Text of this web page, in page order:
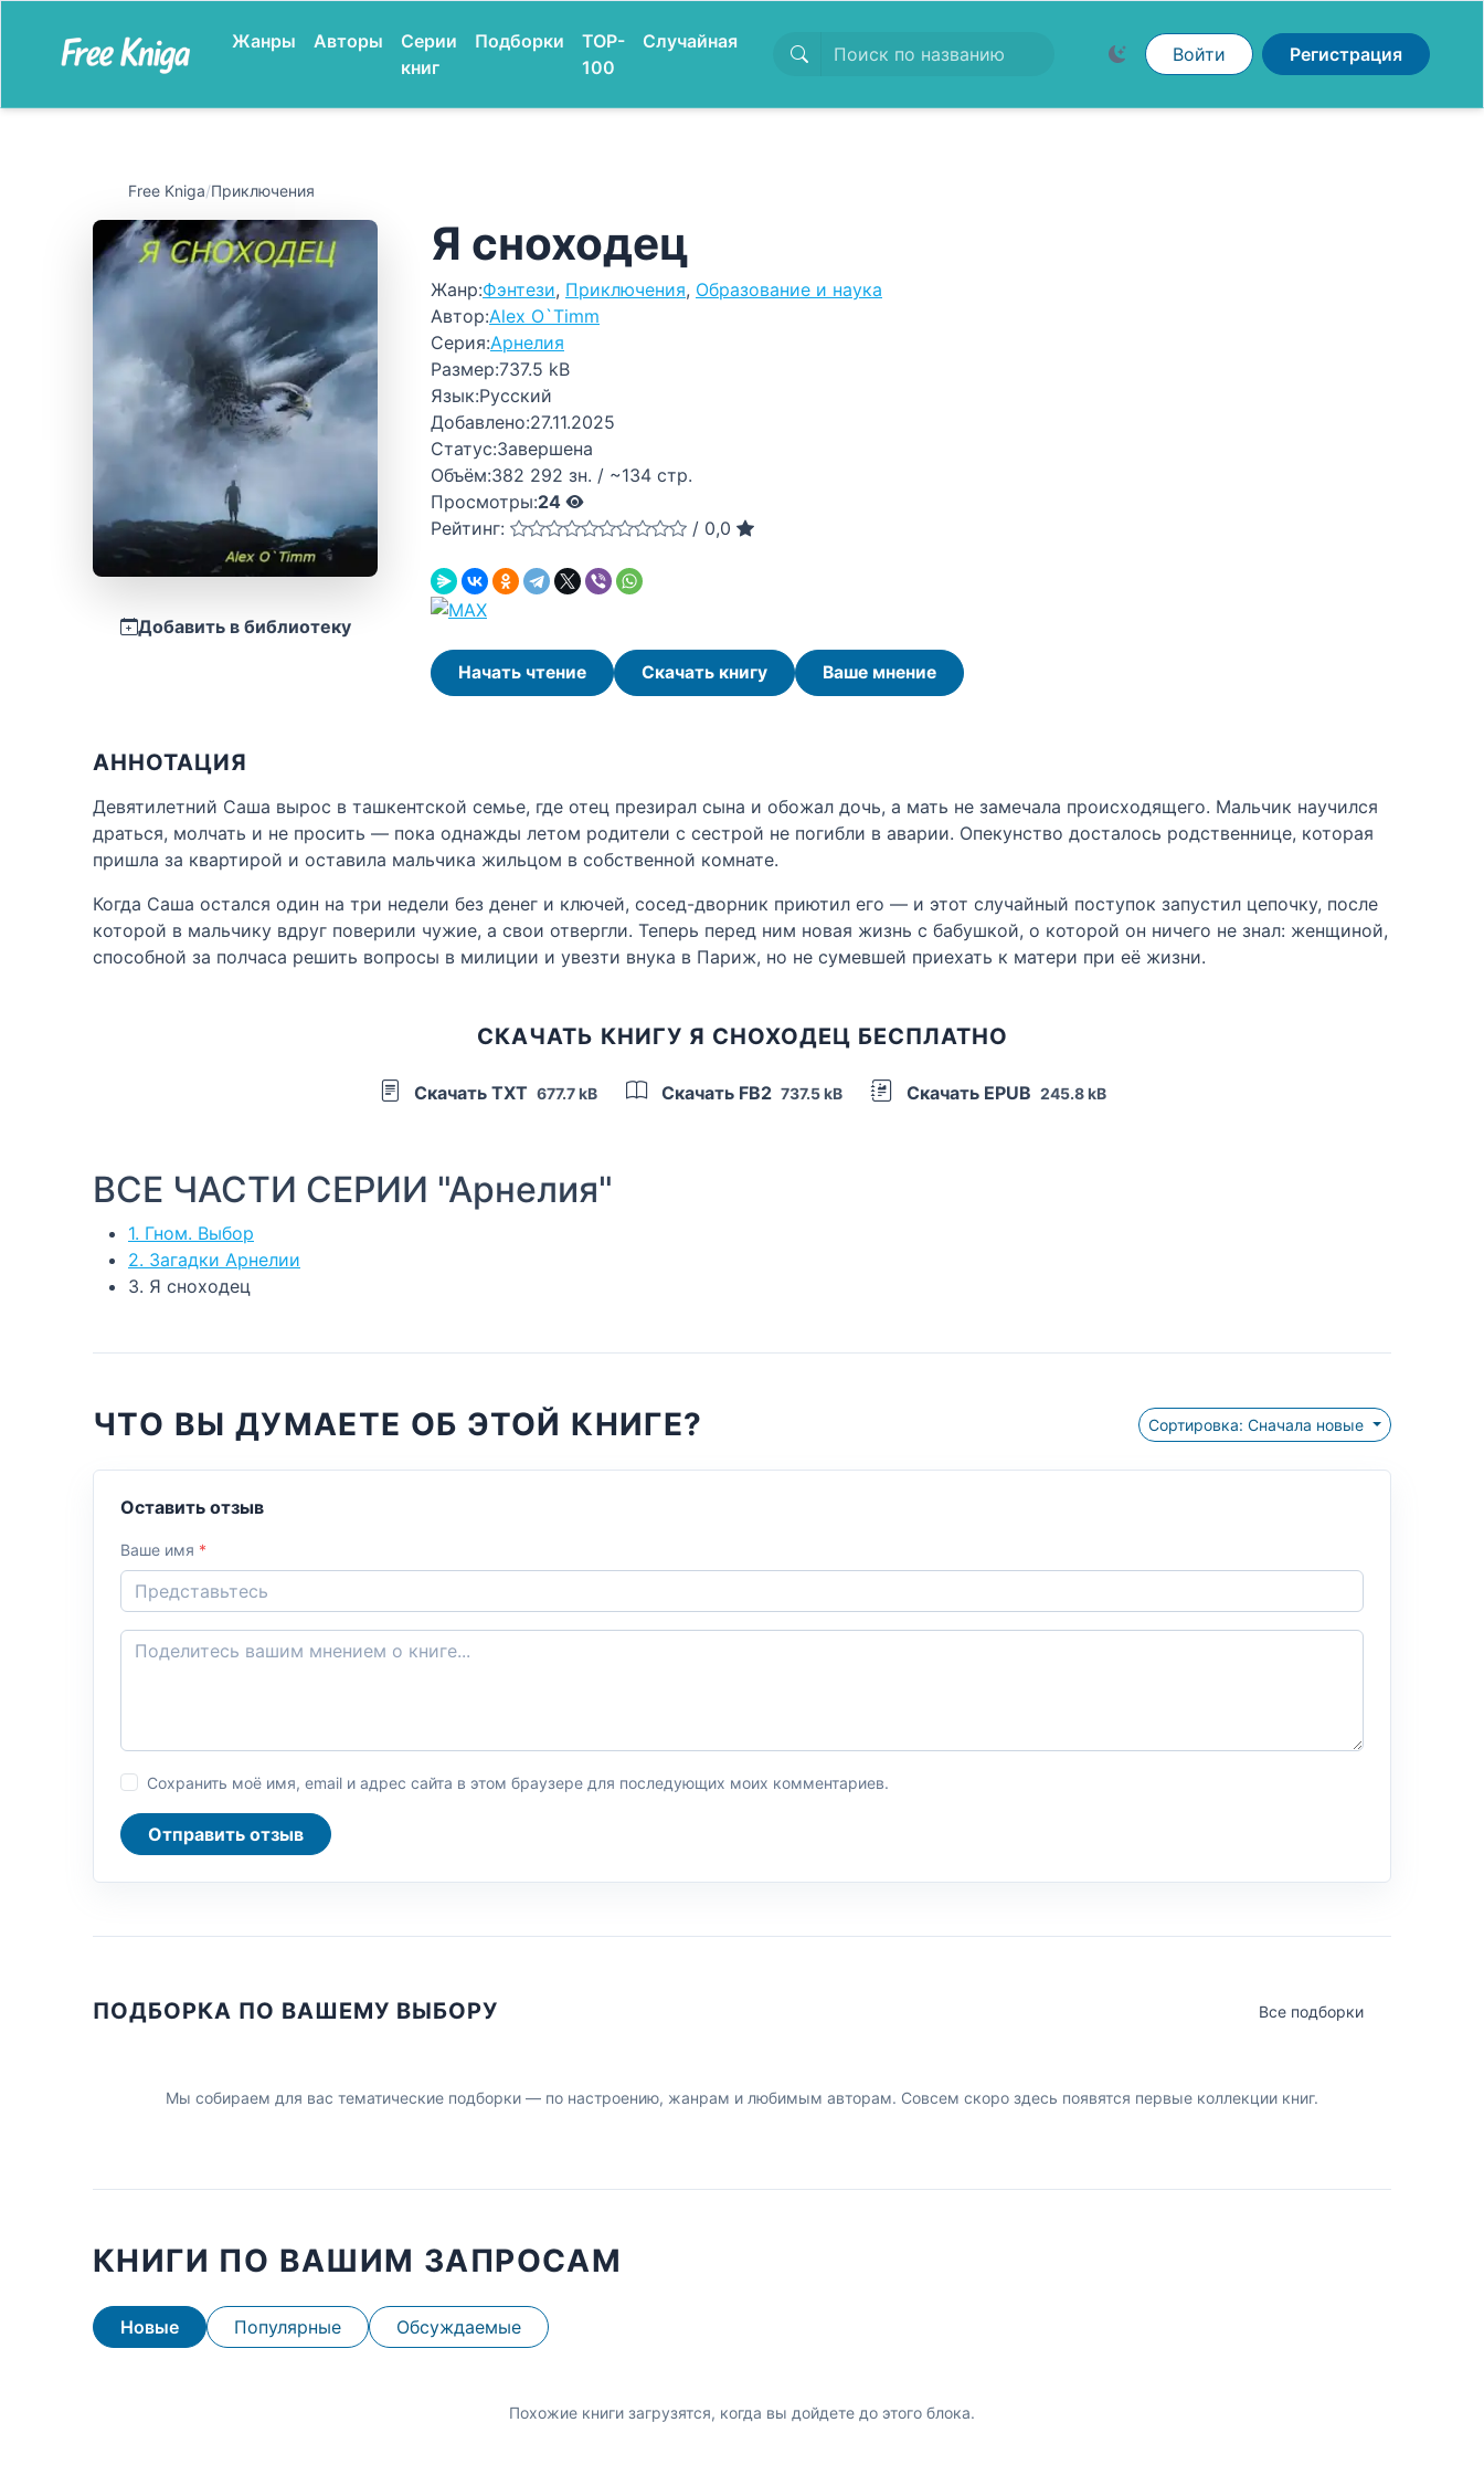
Жанры Авторы
Серии
книг
Подборки
TOP-
100
Случайная
Войти Регистрация
Free Kniga/Приключения
Добавить в библиотеку
Я сноходец
Жанр:Фэнтези, Приключения, Образование и наука
Автор:Alex O`Timm
Серия:Арнелия
Размер:737.5 kB
Язык:Русский
Добавлено:27.11.2025
Статус:Завершена
Объём:382 292 зн. / ~134 стр.
Просмотры:24
Рейтинг:
/ 0,0
Начать чтение Скачать книгу Ваше мнение
АННОТАЦИЯ
Девятилетний Саша вырос в ташкентской семье, где отец презирал сына и обожал дочь, а мать не замечала происходящего. Мальчик научился
драться, молчать и не просить — пока однажды летом родители с сестрой не погибли в аварии. Опекунство досталось родственнице, которая
пришла за квартирой и оставила мальчика жильцом в собственной комнате.
Когда Саша остался один на три недели без денег и ключей, сосед-дворник приютил его — и этот случайный поступок запустил цепочку, после
которой в мальчику вдруг поверили чужие, а свои отвергли. Теперь перед ним новая жизнь с бабушкой, о которой он ничего не знал: женщиной,
способной за полчаса решить вопросы в милиции и увезти внука в Париж, но не сумевшей приехать к матери при её жизни.
СКАЧАТЬ КНИГУ Я СНОХОДЕЦ БЕСПЛАТНО
Скачать TXT 677.7 kB Скачать FB2 737.5 kB Скачать EPUB 245.8 kB
ВСЕ ЧАСТИ СЕРИИ "Арнелия"
1. Гном. Выбор
2. Загадки Арнелии
3. Я сноходец
ЧТО ВЫ ДУМАЕТЕ ОБ ЭТОЙ КНИГЕ? Сортировка: Сначала новые
Оставить отзыв
Ваше имя *
Сохранить моё имя, email и адрес сайта в этом браузере для последующих моих комментариев.
Отправить отзыв
ПОДБОРКА ПО ВАШЕМУ ВЫБОРУ Все подборки
Мы собираем для вас тематические подборки — по настроению, жанрам и любимым авторам. Совсем скоро здесь появятся первые коллекции книг.
КНИГИ ПО ВАШИМ ЗАПРОСАМ
Новые Популярные Обсуждаемые
Похожие книги загрузятся, когда вы дойдете до этого блока.